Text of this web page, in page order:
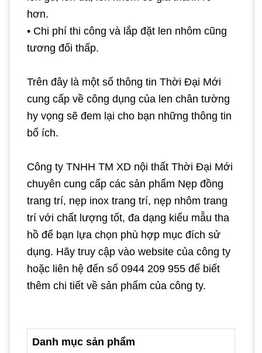
hơn.
• Chi phí thi công và lắp đặt len nhôm cũng
tương đối thấp.
Trên đây là một số thông tin Thời Đại Mới
cung cấp về công dụng của len chân tường
hy vọng sẽ đem lại cho bạn những thông tin
bổ ích.
Công ty TNHH TM XD nội thất Thời Đại Mới
chuyên cung cấp các sản phẩm Nẹp đồng
trang trí, nẹp inox trang trí, nẹp nhôm trang
trí với chất lượng tốt, đa dạng kiểu mẫu tha
hồ để bạn lựa chọn phù hợp mục đích sử
dụng. Hãy truy cập vào website của công ty
hoặc liên hệ đến số 0944 209 955 để biết
thêm chi tiết về sản phẩm của công ty.
Danh mục sản phẩm